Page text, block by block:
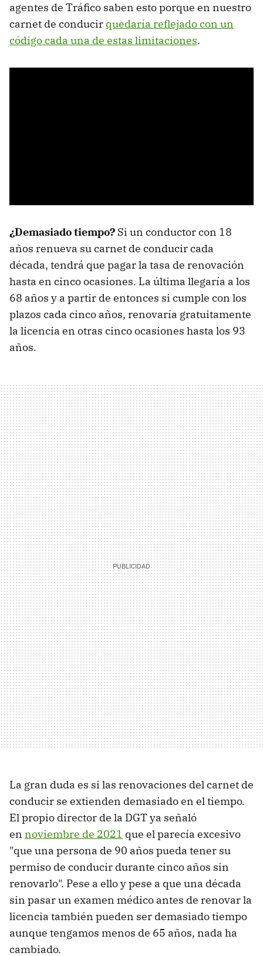
agentes de Tráfico saben esto porque en nuestro
carnet de conducir quedaría reflejado con un
código cada una de estas limitaciones.
¿Demasiado tiempo? Si un conductor con 18
años renueva su carnet de conducir cada
década, tendrá que pagar la tasa de renovación
hasta en cinco ocasiones. La última llegaría a los
68 años y a partir de entonces si cumple con los
plazos cada cinco años, renovaría gratuitamente
la licencia en otras cinco ocasiones hasta los 93
años.
La gran duda es si las renovaciones del carnet de
conducir se extienden demasiado en el tiempo.
El propio director de la DGT ya señaló
en noviembre de 2021 que el parecía excesivo
"que una persona de 90 años pueda tener su
permiso de conducir durante cinco años sin
renovarlo". Pese a ello y pese a que una década
sin pasar un examen médico antes de renovar la
licencia también pueden ser demasiado tiempo
aunque tengamos menos de 65 años, nada ha
cambiado.